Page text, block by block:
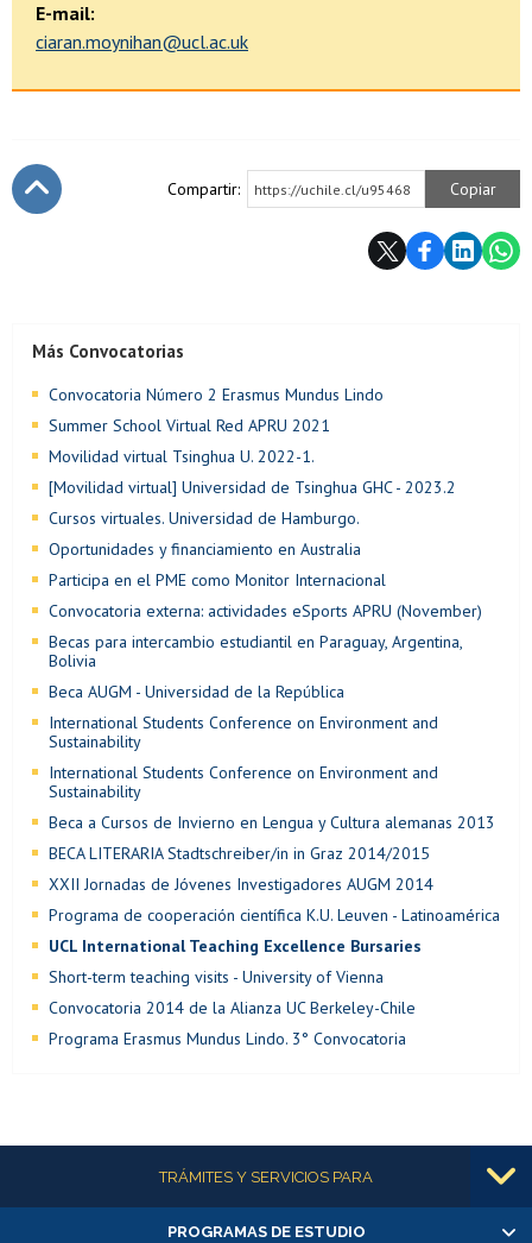
E-mail:
ciaran.moynihan@ucl.ac.uk
Compartir: https://uchile.cl/u95468 Copiar
Más Convocatorias
Convocatoria Número 2 Erasmus Mundus Lindo
Summer School Virtual Red APRU 2021
Movilidad virtual Tsinghua U. 2022-1.
[Movilidad virtual] Universidad de Tsinghua GHC - 2023.2
Cursos virtuales. Universidad de Hamburgo.
Oportunidades y financiamiento en Australia
Participa en el PME como Monitor Internacional
Convocatoria externa: actividades eSports APRU (November)
Becas para intercambio estudiantil en Paraguay, Argentina,
Bolivia
Beca AUGM - Universidad de la República
International Students Conference on Environment and
Sustainability
International Students Conference on Environment and
Sustainability
Beca a Cursos de Invierno en Lengua y Cultura alemanas 2013
BECA LITERARIA Stadtschreiber/in in Graz 2014/2015
XXII Jornadas de Jóvenes Investigadores AUGM 2014
Programa de cooperación científica K.U. Leuven - Latinoamérica
UCL International Teaching Excellence Bursaries
Short-term teaching visits - University of Vienna
Convocatoria 2014 de la Alianza UC Berkeley-Chile
Programa Erasmus Mundus Lindo. 3° Convocatoria
Más informaciónTRÁMITES Y SERVICIOS PARA
PROGRAMAS DE ESTUDIO